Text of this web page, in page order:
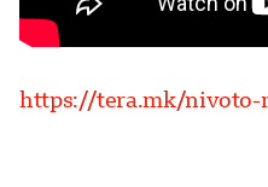
https://tera.mk/nivoto-